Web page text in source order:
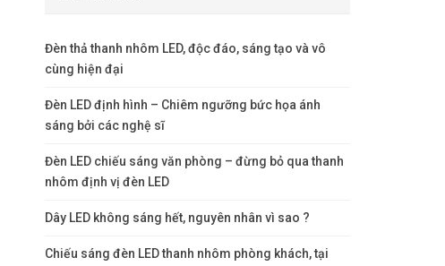
Đèn thả thanh nhôm LED, độc đáo, sáng tạo và vô
cùng hiện đại
Đèn LED định hình – Chiêm ngưỡng bức họa ánh
sáng bởi các nghệ sĩ
Đèn LED chiếu sáng văn phòng – đừng bỏ qua thanh
nhôm định vị đèn LED
Dây LED không sáng hết, nguyên nhân vì sao ?
Chiếu sáng đèn LED thanh nhôm phòng khách, tại